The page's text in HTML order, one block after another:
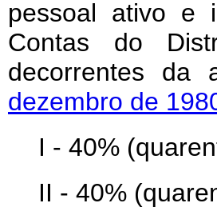
pessoal ativo e
Contas do
decorrentes da
dezembro de
I - 40%
II - 40%